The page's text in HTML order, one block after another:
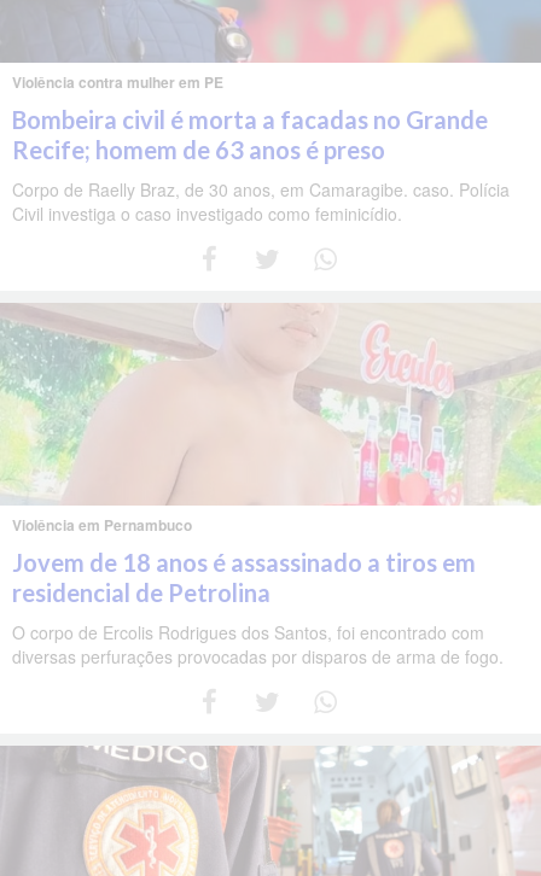
Violência contra mulher em PE
Bombeira civil é morta a facadas no Grande
Recife; homem de 63 anos é preso
Corpo de Raelly Braz, de 30 anos, em Camaragibe. caso. Polícia
Civil investiga o caso investigado como feminicídio.
Violência em Pernambuco
Jovem de 18 anos é assassinado a tiros em
residencial de Petrolina
O corpo de Ercolis Rodrigues dos Santos, foi encontrado com
diversas perfurações provocadas por disparos de arma de fogo.